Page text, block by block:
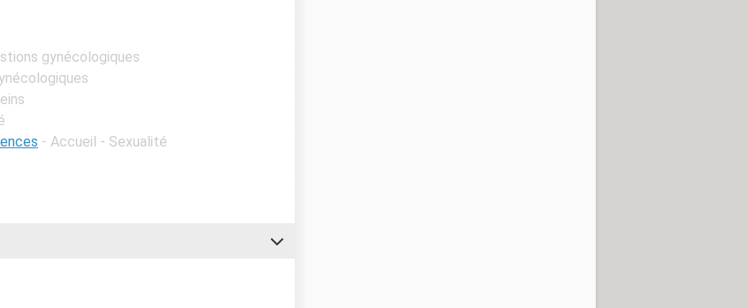
gynécologiques
- Accueil - Sexualité